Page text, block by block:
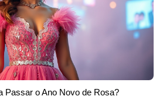
Passar o Ano Novo de Rosa?